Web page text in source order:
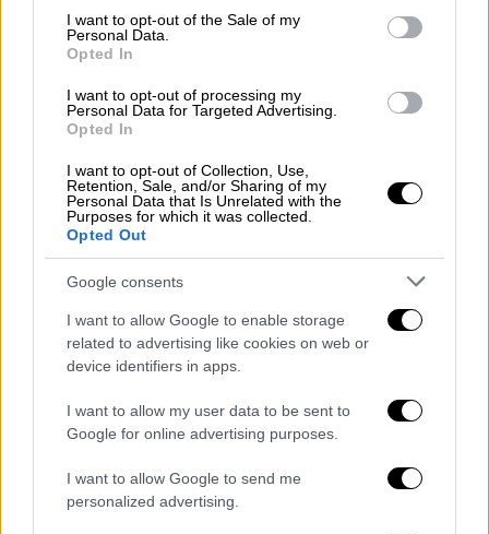
consent section.
I want to opt-out of the Sale of my
Personal Data.
Opted In
I want to opt-out of processing my
Personal Data for Targeted Advertising.
Opted In
I want to opt-out of Collection, Use,
Retention, Sale, and/or Sharing of my
Personal Data that Is Unrelated with the
Purposes for which it was collected.
Opted Out
Google consents
I want to allow Google to enable storage
related to advertising like cookies on web or
device identifiers in apps.
I want to allow my user data to be sent to
Google for online advertising purposes.
I want to allow Google to send me
personalized advertising.
Ανατολή, την Ευρώπη και την Αφρική. Ένας
παρόμοιος δορυφόρος, ο Turksat 5A, είχε
τεθεί σε τροχιά επίσης από την Space X τον
Ιανουάριο του 2021.
Τηλεδιάσκεψη Ερντογάν - Μασκ
Υπενθυμίζεται ότι πριν από λίγες ημέρες ο
Έλον Μασκ και ο πρόεδρος της Τουρκίας
Ρετζέπ Ταγίπ Ερντογάνείχαν τηλεδιάσκεψη.
Όπως είχε γράψει στο ethnos.gr η
ανταποκρίτρια στην Τουρκία, Μαρία
Ζαχαράκη, σύμφωνα με την ανακοίνωση της
Διεύθυνσης Επικοινωνίας της τουρκικής
προεδρίας στη συνάντηση συζητήθηκαν
προοπτικές συνεργασίας μεταξύ του
τουρκικού δημοσίου και ιδιωτικού τομέα με
τις εταιρείες που διευθύνει ο Μασκ σε